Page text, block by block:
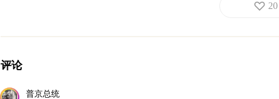
20
评论
普京总统